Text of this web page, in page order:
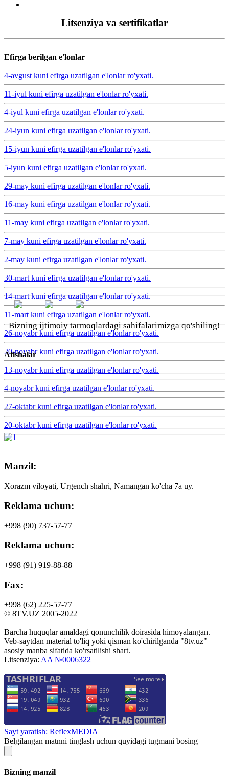
Litsenziya va sertifikatlar
Efirga berilgan e'lonlar
4-avgust kuni efirga uzatilgan e'lonlar ro'yxati.
11-iyul kuni efirga uzatilgan e'lonlar ro'yxati.
4-iyul kuni efirga uzatilgan e'lonlar ro'yxati.
24-iyun kuni efirga uzatilgan e'lonlar ro'yxati.
15-iyun kuni efirga uzatilgan e'lonlar ro'yxati.
5-iyun kuni efirga uzatilgan e'lonlar ro'yxati.
29-may kuni efirga uzatilgan e'lonlar ro'yxati.
16-may kuni efirga uzatilgan e'lonlar ro'yxati.
11-may kuni efirga uzatilgan e'lonlar ro'yxati.
7-may kuni efirga uzatilgan e'lonlar ro'yxati.
2-may kuni efirga uzatilgan e'lonlar ro'yxati.
30-mart kuni efirga uzatilgan e'lonlar ro'yxati.
14-mart kuni efirga uzatilgan e'lonlar ro'yxati.
11-mart kuni efirga uzatilgan e'lonlar ro'yxati.
26-noyabr kuni efirga uzatilgan e'lonlar ro'yxati.
20-noyabr kuni efirga uzatilgan e'lonlar ro'yxati.
13-noyabr kuni efirga uzatilgan e'lonlar ro'yxati.
4-noyabr kuni efirga uzatilgan e'lonlar ro'yxati.
27-oktabr kuni efirga uzatilgan e'lonlar ro'yxati.
20-oktabr kuni efirga uzatilgan e'lonlar ro'yxati.
Bizning ijtimoiy tarmoqlardagi sahifalarimizga qo'shiling!
Afishalar
Manzil:
Xorazm viloyati, Urgench shahri, Namangan ko'cha 7a uy.
Reklama uchun:
+998 (90) 737-57-77
Reklama uchun:
+998 (91) 919-88-88
Fax:
+998 (62) 225-57-77
© 8TV.UZ 2005-2022
Barcha huquqlar amaldagi qonunchilik doirasida himoyalangan.
Veb-saytdan material to'liq yoki qisman ko'chirilganda "8tv.uz"
asosiy manba sifatida ko'rsatilishi shart.
Litsenziya: AA №0006322
Sayt yaratish: ReflexMEDIA
Belgilangan matnni tinglash uchun quyidagi tugmani bosing
Bizning manzil